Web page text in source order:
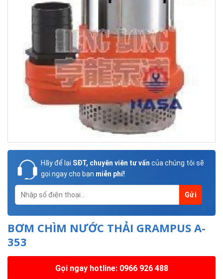
Hãy để lại SĐT, chuyên viên tư vấn của chúng tôi sẽ
gọi ngay cho bạn miễn phí!
BƠM CHÌM NƯỚC THẢI GRAMPUS A-
353
Gọi ngay hotline: 0966 926 488